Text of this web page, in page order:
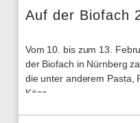
Auf der Biofach
Vom 10. bis zum 13.
der Biofach in Nürnberg
die unter anderem Pasta,
Käse